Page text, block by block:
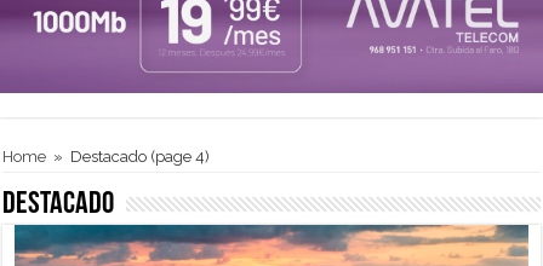
Home » Destacado (page 4)
Destacado